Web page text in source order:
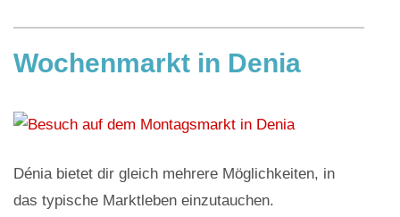
Wochenmarkt in Denia
Dénia bietet dir gleich mehrere Möglichkeiten, in
das typische Marktleben einzutauchen.